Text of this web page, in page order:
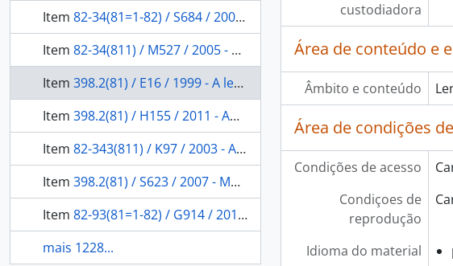
Item 82-34(81=1-82) / S684 / 2007 - Ymaguaré: mitos e lendas Guarani.
Item 82-34(811) / M527 / 2005 - Amazonas
Item 398.2(81) / E16 / 1999 - A lenda da lua cheia
Item 398.2(81) / H155 / 2011 - Awyató-pót: histórias indígenas para crianças.
Item 82-343(811) / K97 / 2003 - A Amazônia: mitos e lendas.
Item 398.2(81) / S623 / 2007 - Mundaréu
Item 82-93(81=1-82) / G914 / 2011 - Mondagará: traição dos encantados.
mais 1228...
custodiadora
Área de conteúdo e
Âmbito e conteúdo
Área de condições
Condições de acesso
Condiçoes de
reprodução
Idioma do material